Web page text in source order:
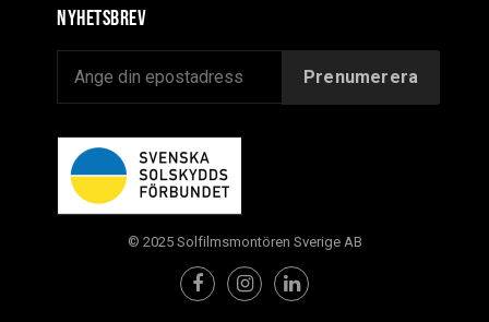
Nyhetsbrev
© 2025 Solfilmsmontören Sverige AB